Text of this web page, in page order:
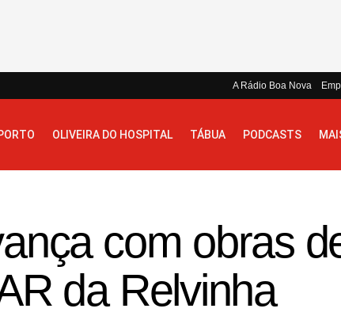
A Rádio Boa Nova
OLIVEIRA DO HOSPITAL TÁBUA PODCASTS
com obras
da Relvinha